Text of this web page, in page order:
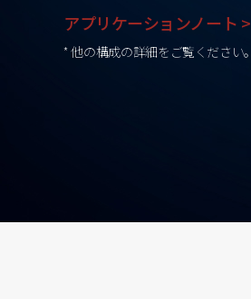
アプリケーションノート >
* 他の構成の詳細をご覧ください。